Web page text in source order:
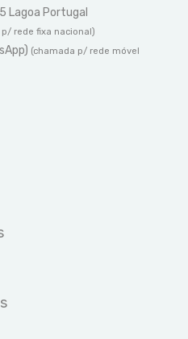
Lagoa Portugal
rede fixa nacional)
(chamada p/ rede móvel